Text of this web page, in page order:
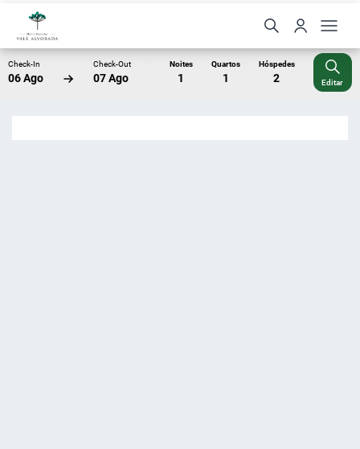
Check-In
06 Ago
Check-Out
07 Ago
Noites
1
Quartos
1
Hóspedes
2 Editar